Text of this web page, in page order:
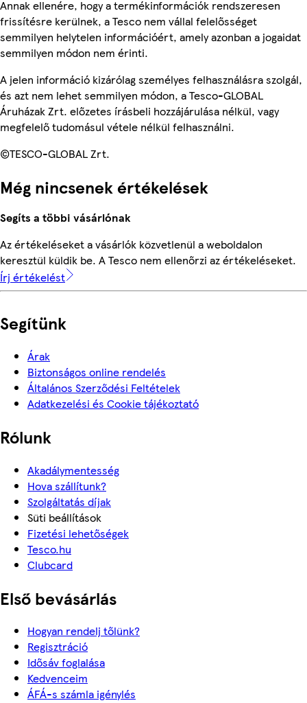
Annak ellenére, hogy a termékinformációk rendszeresen
frissítésre kerülnek, a Tesco nem vállal felelősséget
semmilyen helytelen információért, amely azonban a jogaidat
semmilyen módon nem érinti.
A jelen információ kizárólag személyes felhasználásra szolgál,
és azt nem lehet semmilyen módon, a Tesco-GLOBAL
Áruházak Zrt. előzetes írásbeli hozzájárulása nélkül, vagy
megfelelő tudomásul vétele nélkül felhasználni.
©TESCO-GLOBAL Zrt.
Még nincsenek értékelések
Segíts a többi vásárlónak
Az értékeléseket a vásárlók közvetlenül a weboldalon
keresztül küldik be. A Tesco nem ellenőrzi az értékeléseket.
Írj értékelést
Segítünk
Árak
Biztonságos online rendelés
Általános Szerződési Feltételek
Adatkezelési és Cookie tájékoztató
Rólunk
Akadálymentesség
Hova szállítunk?
Szolgáltatás díjak
Süti beállítások
Fizetési lehetőségek
Tesco.hu
Clubcard
Első bevásárlás
Hogyan rendelj tőlünk?
Regisztráció
Idősáv foglalása
Kedvenceim
ÁFÁ-s számla igénylés